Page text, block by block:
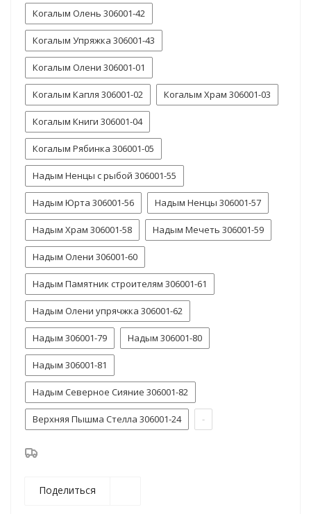
Когалым Олень 306001-42
Когалым Упряжка 306001-43
Когалым Олени 306001-01
Когалым Капля 306001-02 Когалым Храм 306001-03
Когалым Книги 306001-04
Когалым Рябинка 306001-05
Надым Ненцы с рыбой 306001-55
Надым Юрта 306001-56 Надым Ненцы 306001-57
Надым Храм 306001-58 Надым Мечеть 306001-59
Надым Олени 306001-60
Надым Памятник строителям 306001-61
Надым Олени упрячжка 306001-62
Надым 306001-79 Надым 306001-80
Надым 306001-81
Надым Северное Сияние 306001-82
Верхняя Пышма Стелла 306001-24 -
Поделиться